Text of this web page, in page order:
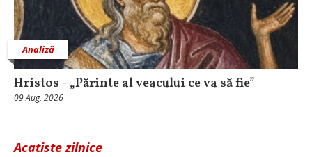
Analiză
Hristos - „Părinte al veacului ce va să fie”
09 Aug, 2026
Acatiste zilnice